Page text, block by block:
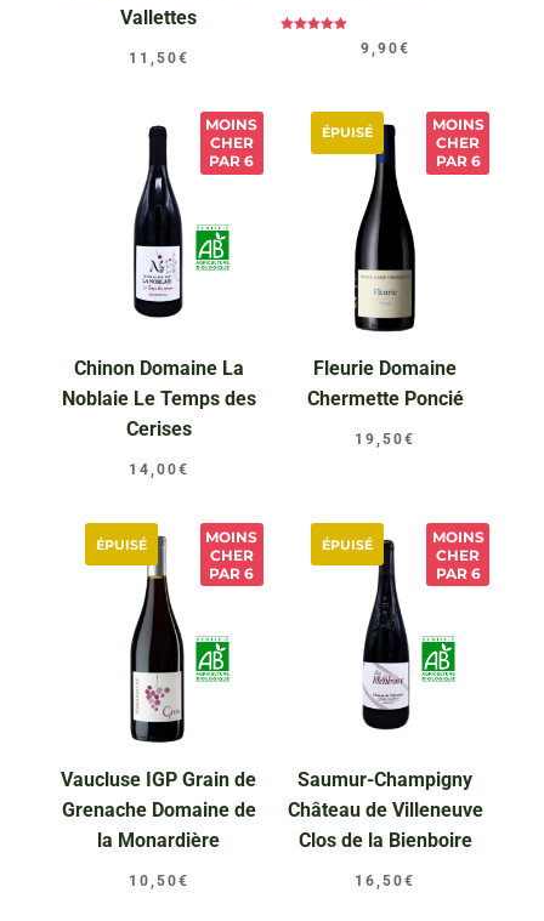
Vallettes
11,50€
9,90€
MOINS
CHER
PAR 6
Chinon Domaine La
Noblaie Le Temps des
Cerises
14,00€
MOINS
CHER
PAR 6
ÉPUISÉ
Fleurie Domaine
Chermette Poncié
19,50€
MOINS
CHER
PAR 6
ÉPUISÉ
Vaucluse IGP Grain de
Grenache Domaine de
la Monardière
10,50€
MOINS
CHER
PAR 6
ÉPUISÉ
Saumur-Champigny
Château de Villeneuve
Clos de la Bienboire
16,50€